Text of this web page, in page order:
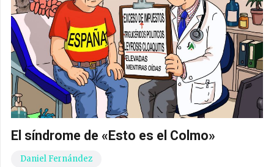
El síndrome de «Esto es el Colmo»
Daniel Fernández